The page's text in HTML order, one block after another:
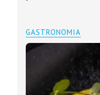
GASTRONOMIA